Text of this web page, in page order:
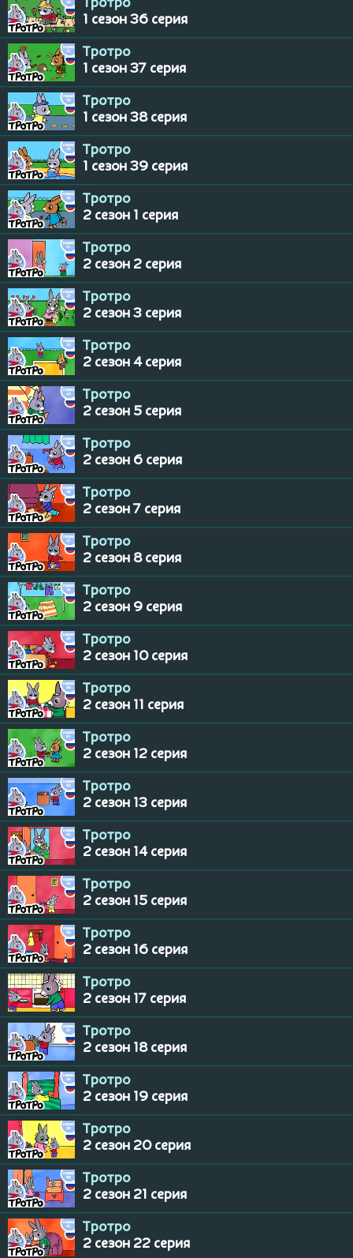
Тротро
1 сезон 36 серия
Тротро
1 сезон 37 серия
Тротро
1 сезон 38 серия
Тротро
1 сезон 39 серия
Тротро
2 сезон 1 серия
Тротро
2 сезон 2 серия
Тротро
2 сезон 3 серия
Тротро
2 сезон 4 серия
Тротро
2 сезон 5 серия
Тротро
2 сезон 6 серия
Тротро
2 сезон 7 серия
Тротро
2 сезон 8 серия
Тротро
2 сезон 9 серия
Тротро
2 сезон 10 серия
Тротро
2 сезон 11 серия
Тротро
2 сезон 12 серия
Тротро
2 сезон 13 серия
Тротро
2 сезон 14 серия
Тротро
2 сезон 15 серия
Тротро
2 сезон 16 серия
Тротро
2 сезон 17 серия
Тротро
2 сезон 18 серия
Тротро
2 сезон 19 серия
Тротро
2 сезон 20 серия
Тротро
2 сезон 21 серия
Тротро
2 сезон 22 серия